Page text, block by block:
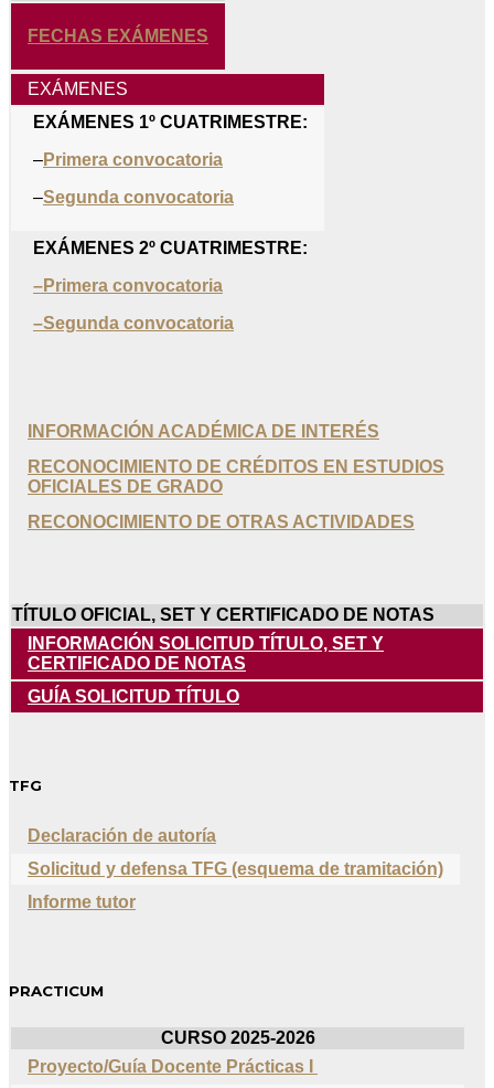
FECHAS EXÁMENES
EXÁMENES
EXÁMENES 1º CUATRIMESTRE:
–Primera convocatoria
–Segunda convocatoria
EXÁMENES 2º CUATRIMESTRE:
–Primera convocatoria
–Segunda convocatoria
INFORMACIÓN ACADÉMICA DE INTERÉS
RECONOCIMIENTO DE CRÉDITOS EN ESTUDIOS
OFICIALES DE GRADO
RECONOCIMIENTO DE OTRAS ACTIVIDADES
TÍTULO OFICIAL, SET Y CERTIFICADO DE NOTAS
INFORMACIÓN SOLICITUD TÍTULO, SET Y
CERTIFICADO DE NOTAS
GUÍA SOLICITUD TÍTULO
TFG
Declaración de autoría
Solicitud y defensa TFG (esquema de tramitación)
Informe tutor
PRACTICUM
CURSO 2025-2026
Proyecto/Guía Docente Prácticas I